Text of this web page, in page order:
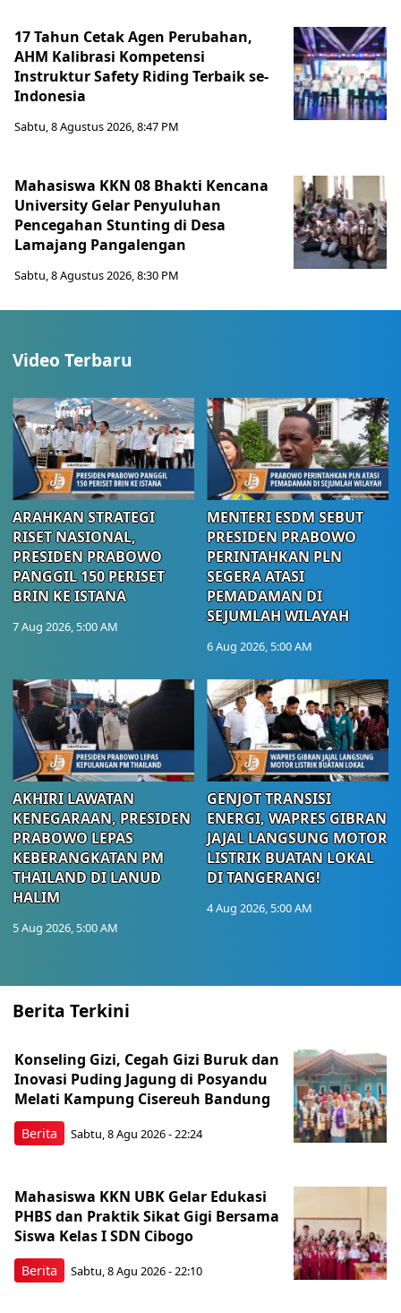
17 Tahun Cetak Agen Perubahan,
AHM Kalibrasi Kompetensi
Instruktur Safety Riding Terbaik se-
Indonesia
Sabtu, 8 Agustus 2026, 8:47 PM
Mahasiswa KKN 08 Bhakti Kencana
University Gelar Penyuluhan
Pencegahan Stunting di Desa
Lamajang Pangalengan
Sabtu, 8 Agustus 2026, 8:30 PM
Video Terbaru
ARAHKAN STRATEGI
RISET NASIONAL,
PRESIDEN PRABOWO
PANGGIL 150 PERISET
BRIN KE ISTANA
7 Aug 2026, 5:00 AM
MENTERI ESDM SEBUT
PRESIDEN PRABOWO
PERINTAHKAN PLN
SEGERA ATASI
PEMADAMAN DI
SEJUMLAH WILAYAH
6 Aug 2026, 5:00 AM
AKHIRI LAWATAN
KENEGARAAN, PRESIDEN
PRABOWO LEPAS
KEBERANGKATAN PM
THAILAND DI LANUD
HALIM
5 Aug 2026, 5:00 AM
GENJOT TRANSISI
ENERGI, WAPRES GIBRAN
JAJAL LANGSUNG MOTOR
LISTRIK BUATAN LOKAL
DI TANGERANG!
4 Aug 2026, 5:00 AM
Berita Terkini
Berita
Konseling Gizi, Cegah Gizi Buruk dan
Inovasi Puding Jagung di Posyandu
Melati Kampung Cisereuh Bandung
Sabtu, 8 Agu 2026 - 22:24
Berita
Mahasiswa KKN UBK Gelar Edukasi
PHBS dan Praktik Sikat Gigi Bersama
Siswa Kelas I SDN Cibogo
Sabtu, 8 Agu 2026 - 22:10